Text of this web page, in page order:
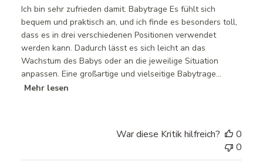
Ich bin sehr zufrieden damit. Babytrage Es fühlt sich
bequem und praktisch an, und ich finde es besonders toll,
dass es in drei verschiedenen Positionen verwendet
werden kann. Dadurch lässt es sich leicht an das
Wachstum des Babys oder an die jeweilige Situation
anpassen. Eine großartige und vielseitige Babytrage...
Mehr lesen
War diese Kritik hilfreich?
0
0